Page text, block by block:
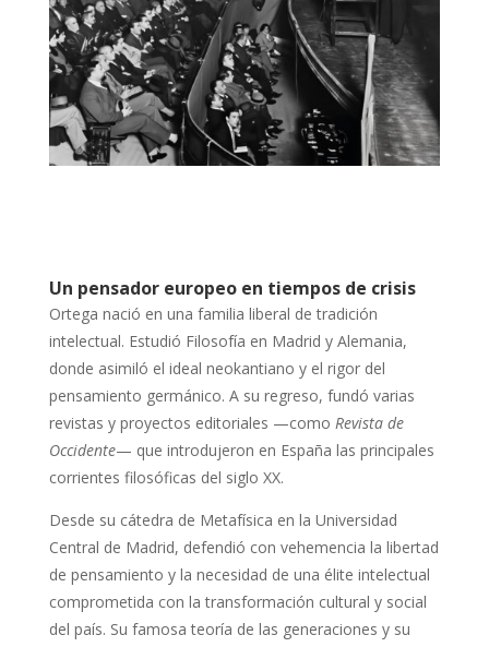
Un pensador europeo en tiempos de crisis
Ortega nació en una familia liberal de tradición
intelectual. Estudió Filosofía en Madrid y Alemania,
donde asimiló el ideal neokantiano y el rigor del
pensamiento germánico. A su regreso, fundó varias
revistas y proyectos editoriales —como Revista de
Occidente— que introdujeron en España las principales
corrientes filosóficas del siglo XX.
Desde su cátedra de Metafísica en la Universidad
Central de Madrid, defendió con vehemencia la libertad
de pensamiento y la necesidad de una élite intelectual
comprometida con la transformación cultural y social
del país. Su famosa teoría de las generaciones y su